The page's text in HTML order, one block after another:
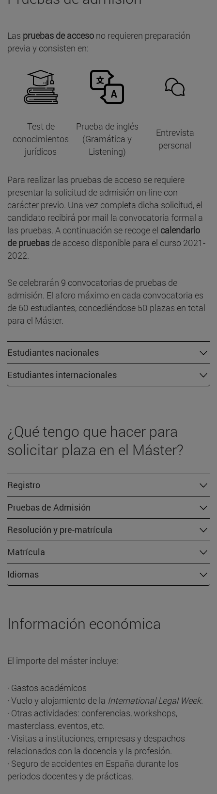
Las pruebas de acceso no requieren preparación
previa y consisten en:
Test de
conocimientos
jurídicos
Prueba de inglés
(Gramática y
Listening)
Entrevista
personal
Para realizar las pruebas de acceso se requiere
presentar la solicitud de admisión on-line con
carácter previo. Una vez completa dicha solicitud, el
candidato recibirá por mail la convocatoria formal a
las pruebas. A continuación se recoge el calendario
de pruebas de acceso disponible para el curso 2021-
2022.
Se celebrarán 9 convocatorias de pruebas de
admisión. El aforo máximo en cada convocatoria es
de 60 estudiantes, concediéndose 50 plazas en total
para el Máster.
Estudiantes nacionales
Estudiantes internacionales
¿Qué tengo que hacer para
solicitar plaza en el Máster?
Registro
Pruebas de Admisión
Resolución y pre-matrícula
Matrícula
Idiomas
Información económica
El importe del máster incluye:
· Gastos académicos
· Vuelo y alojamiento de la International Legal Week.
· Otras actividades: conferencias, workshops,
masterclass, eventos, etc.
· Visitas a instituciones, empresas y despachos
relacionados con la docencia y la profesión.
· Seguro de accidentes en España durante los
periodos docentes y de prácticas.